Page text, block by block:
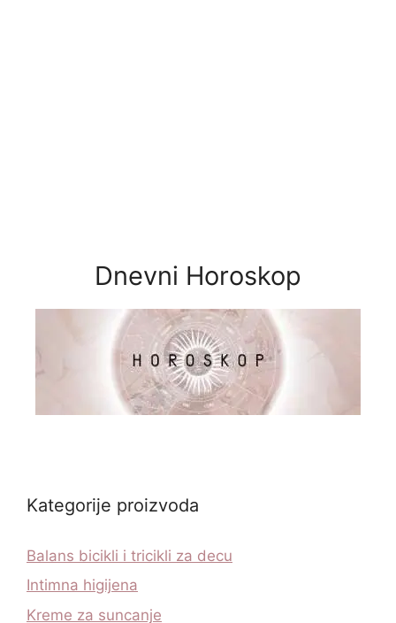
Dnevni Horoskop
Kategorije proizvoda
Balans bicikli i tricikli za decu
Intimna higijena
Kreme za suncanje